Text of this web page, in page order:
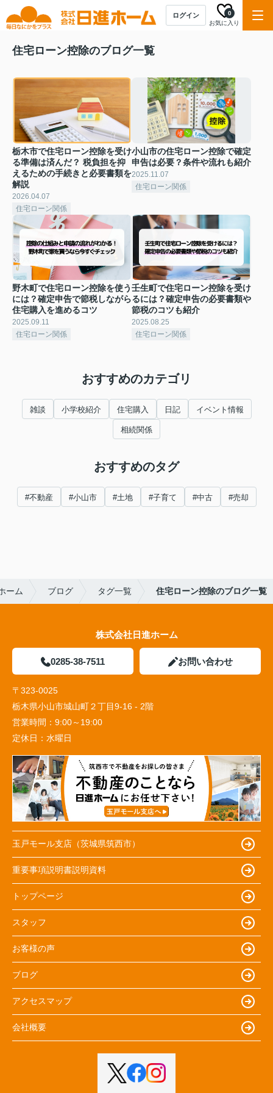
ログイン
お気に入り
0
住宅ローン控除のブログ一覧
栃木市で住宅ローン控除を受け
る準備は済んだ？ 税負担を抑
えるための手続きと必要書類を
解説
2026.04.07
住宅ローン関係
小山市の住宅ローン控除で確定
申告は必要？条件や流れも紹介
2025.11.07
住宅ローン関係
野木町で住宅ローン控除を使う
には？確定申告で節税しながら
住宅購入を進めるコツ
2025.09.11
住宅ローン関係
壬生町で住宅ローン控除を受け
るには？確定申告の必要書類や
節税のコツも紹介
2025.08.25
住宅ローン関係
おすすめのカテゴリ
雑談 小学校紹介 住宅購入 日記 イベント情報
相続関係
おすすめのタグ
#不動産 #小山市 #土地 #子育て #中古 #売却
ーム ブログ タグ一覧 住宅ローン控除のブログ一覧
株式会社日進ホーム
0285-38-7511 お問い合わせ
〒323-0025
栃木県小山市城山町２丁目9-16 - 2階
営業時間： 9:00～19:00
定休日： 水曜日
玉戸モール支店（茨城県筑西市）
重要事項説明書説明資料
トップページ
スタッフ
お客様の声
ブログ
アクセスマップ
会社概要